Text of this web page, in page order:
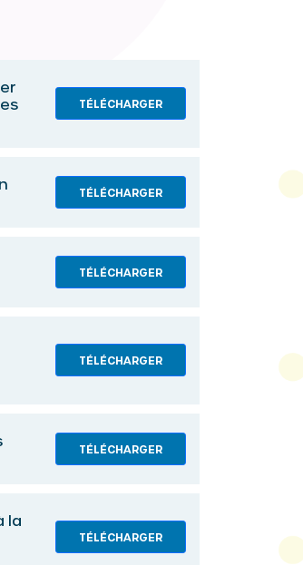
TÉLÉCHARGER
TÉLÉCHARGER
TÉLÉCHARGER
TÉLÉCHARGER
TÉLÉCHARGER
la
TÉLÉCHARGER